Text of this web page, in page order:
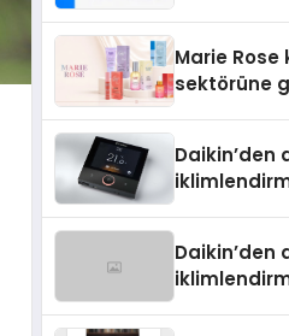
Aldı
Marie
sektörüne
Daikin’den
Daikin’den